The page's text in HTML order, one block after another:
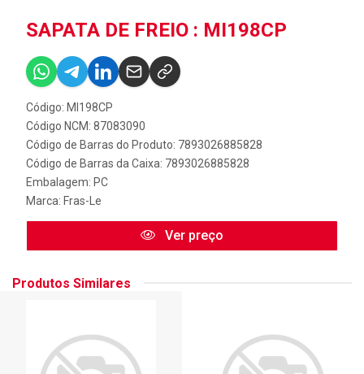
SAPATA DE FREIO : MI198CP
Código: MI198CP
Código NCM: 87083090
Código de Barras do Produto: 7893026885828
Código de Barras da Caixa: 7893026885828
Embalagem: PC
Marca: Fras-Le
Ver preço
Produtos Similares